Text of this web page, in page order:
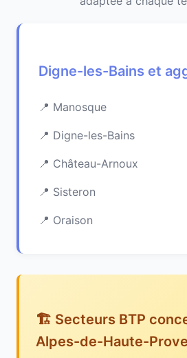
Digne-les-Bains et
Manosque
Digne-les-Bains
Château-Arnoux
Sisteron
Oraison
🏗️ Secteurs BTP
Alpes-de-Haute-